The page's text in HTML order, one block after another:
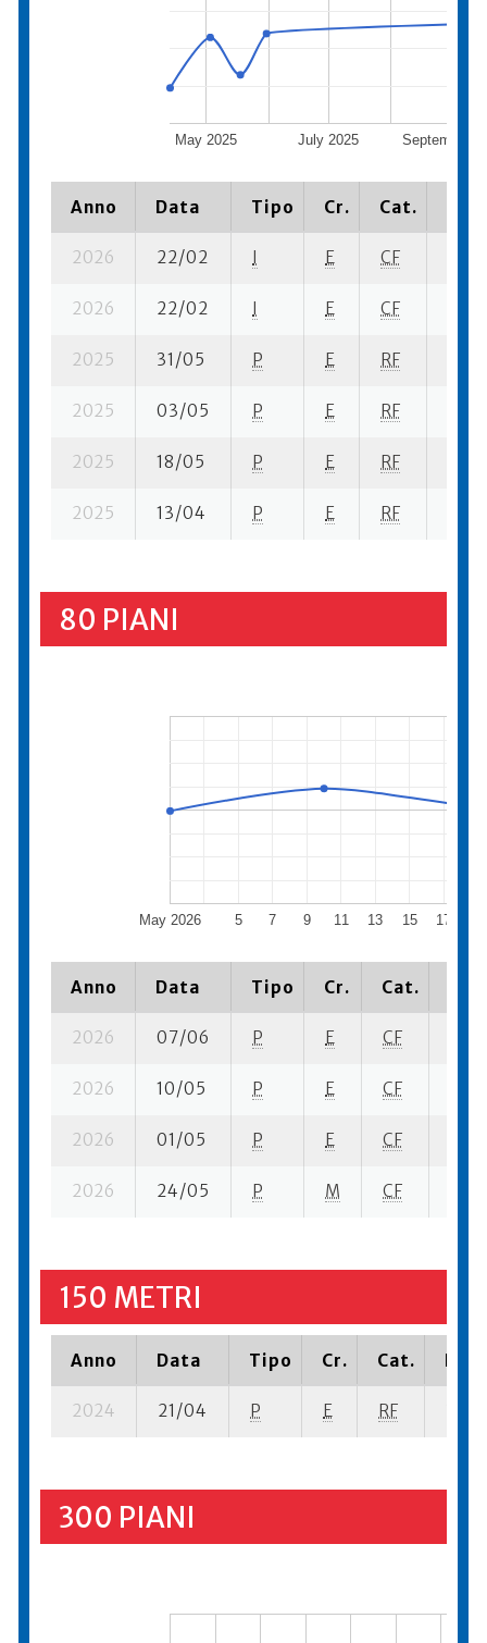
May 2025 July 2025 September
Anno Data Tipo Cr. Cat.
2026 22/02 I E CF
2026 22/02 I E CF
2025 31/05 P E RF
2025 03/05 P E RF
2025 18/05 P E RF
2025 13/04 P E RF
80 PIANI
May 2026 5 7 9 11 13 15 17
Anno Data Tipo Cr. Cat.
2026 07/06 P E CF
2026 10/05 P E CF
2026 01/05 P E CF
2026 24/05 P M CF
150 METRI
Anno Data Tipo Cr. Cat.
2024 21/04 P E RF
300 PIANI